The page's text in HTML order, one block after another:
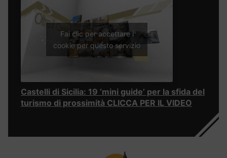
Fai clic per accettare i
cookie per questo servizio
Castelli di Sicilia: 19 ‘mini guide’ per la sfida del
turismo di prossimità CLICCA PER IL VIDEO